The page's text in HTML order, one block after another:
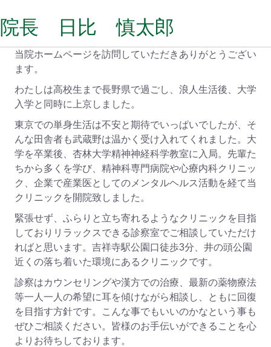
院長 日比 慎太郎
当院ホームページを訪問していただきありがとうござい
ます。
わたしは高校生まで長野県で過ごし、浪人生活後、大学
入学と同時に上京しました。
東京での単身生活は不安と期待でいっぱいでしたが、そ
んな田舎者も武蔵野は温かく受け入れてくれました。大
学を卒業後、杏林大学精神神経科学教室に入局。先輩た
ちから多くを学び、精神科専門病院や心療内科クリニッ
ク、企業で産業医としてのメンタルヘルス活動を経て当
クリニックを開院致しました。
緊張せず、ふらりと立ち寄れるようなクリニックを目指
しておりリラックスできる診察室でご相談していただけ
ればと思います。吉祥寺駅公園口徒歩3分、井の頭公園
近くの落ち着いた環境にあるクリニックです。
診察はカウンセリングや漢方での治療、最新の薬物療法
等一人一人の希望に耳を傾けながら相談し、ともに回復
を目指す方針です。こんな事でもいいのかなという事も
ぜひご相談ください。皆様のお手伝いができることを心
よりお待ちしております。